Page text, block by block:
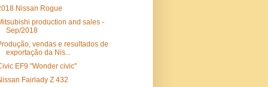
Nissan Rogue
production and sales -
Sep/2018
vendas e resultados de
exportação da Nis...
EF9 "Wonder civic"
Fairlady Z 432